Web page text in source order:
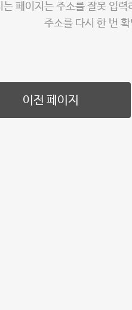
는 페이지는 주소를 잘못 입
주소를 다시 한 번
이전 페이지